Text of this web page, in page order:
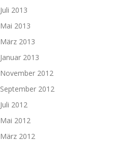
Juli 2013
Mai 2013
März 2013
Januar 2013
November 2012
September 2012
Juli 2012
Mai 2012
März 2012